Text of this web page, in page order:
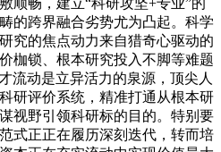
顺畅，建立“科研攻坚+专业”的
的跨界融合劣势尤为凸起。科学
究的焦点动力来自猎奇心驱动的
枷锁、根本研究投入不脚等难题
动是立异活力的泉源，顶尖人
研评价系统，精准打通从根本研
视野引领科研标的目的。特别要
式正正在履历深刻迭代，转而培